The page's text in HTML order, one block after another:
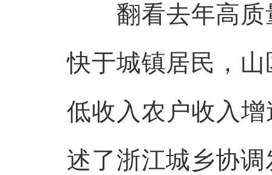
翻看去年高质
快于城镇居民，
低收入农户收入
述了浙江城乡协